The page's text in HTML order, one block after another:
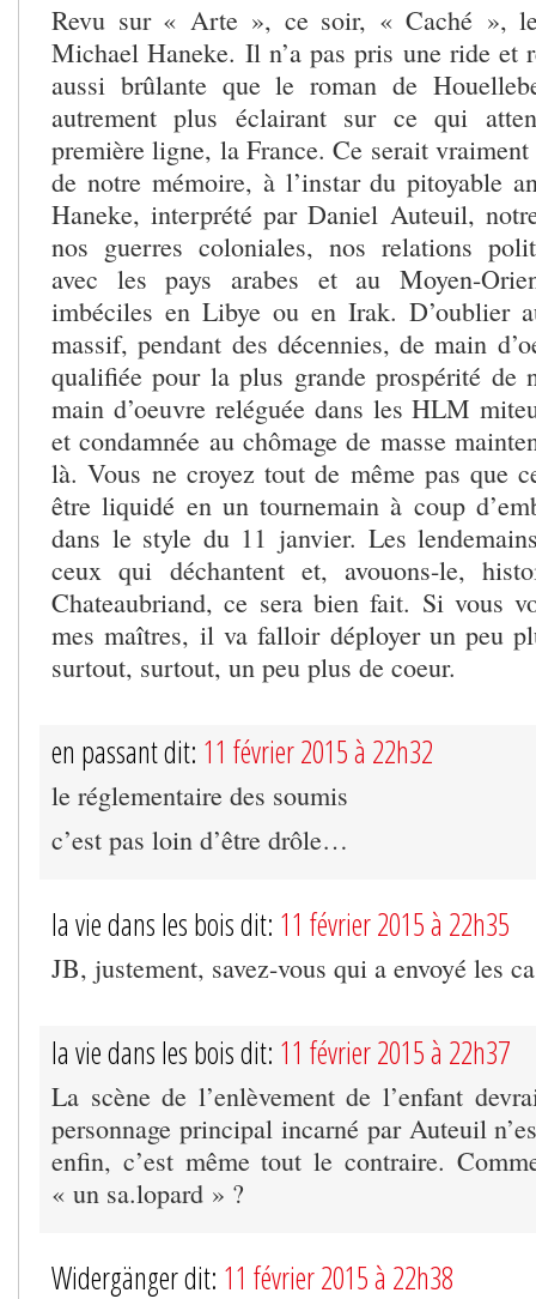
Revu sur « Arte », ce soir, « Caché », le
Michael Haneke. Il n’a pas pris une ride et
aussi brûlante que le roman de
autrement plus éclairant sur ce qui
première ligne, la France. Ce serait
de notre mémoire, à l’instar du pitoyable
Haneke, interprété par Daniel Auteuil,
nos guerres coloniales, nos relations
avec les pays arabes et au Moyen-
imbéciles en Libye ou en Irak. D’oublier
massif, pendant des décennies, de main
qualifiée pour la plus grande prospérité de
main d’oeuvre reléguée dans les HLM
et condamnée au chômage de masse
là. Vous ne croyez tout de même pas que
être liquidé en un tournemain à coup
dans le style du 11 janvier. Les
ceux qui déchantent et, avouons-le,
Chateaubriand, ce sera bien fait. Si vous
mes maîtres, il va falloir déployer un peu
surtout, surtout, un peu plus de coeur.
en passant dit: 11 février 2015 à 22h32
le réglementaire des soumis
c’est pas loin d’être drôle…
la vie dans les bois dit: 11 février 2015 à 22h35
JB, justement, savez-vous qui a envoyé les
la vie dans les bois dit: 11 février 2015 à 22h37
La scène de l’enlèvement de l’enfant
personnage principal incarné par Auteuil
enfin, c’est même tout le contraire.
« un sa.lopard » ?
Widergänger dit: 11 février 2015 à 22h38